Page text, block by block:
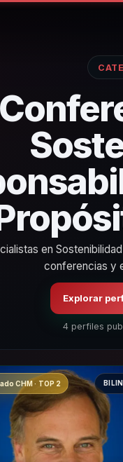
en
conferencias y
Explorar
4 perfiles
CHM · TOP 2